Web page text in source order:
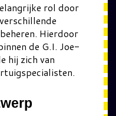
rol door
Hierdoor
de G.I. Joe-
hij zich van